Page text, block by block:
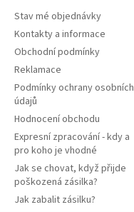
Stav mé objednávky
Kontakty a informace
Obchodní podmínky
Reklamace
Podmínky ochrany osobních
údajů
Hodnocení obchodu
Expresní zpracování - kdy a
pro koho je vhodné
Jak se chovat, když přijde
poškozená zásilka?
Jak zabalit zásilku?